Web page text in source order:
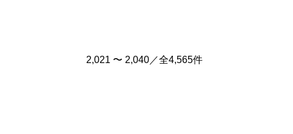
2,021 〜 2,040／全4,565件